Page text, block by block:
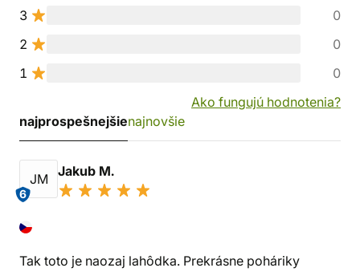
3
0
2
0
1
0
Ako fungujú hodnotenia?
najprospešnejšienajnovšie
JM
6
Jakub M.
Tak toto je naozaj lahôdka. Prekrásne poháriky